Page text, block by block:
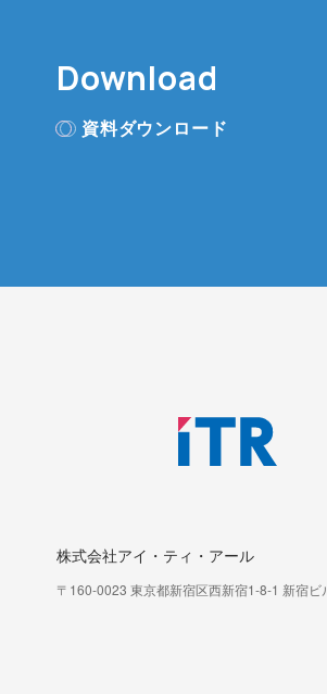
Download
資料ダウンロード
株式会社アイ・ティ・アール
〒160-0023 東京都新宿区西新宿1-8-1 新宿ビ